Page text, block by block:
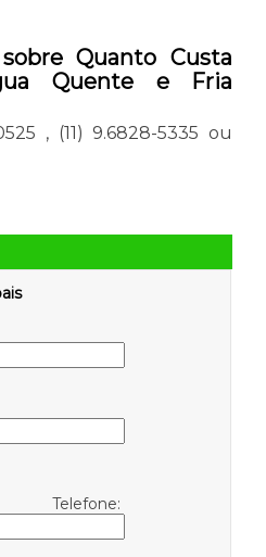
Quanto Custa
Quente e Fria
, (11) 9.6828-5335 ou
Telefone: